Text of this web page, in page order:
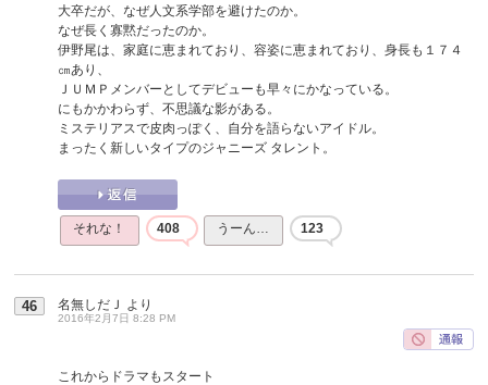
大卒だが、なぜ人文系学部を避けたのか。
なぜ長く寡黙だったのか。
伊野尾は、家庭に恵まれており、容姿に恵まれており、身長も１７４
㎝あり、
ＪＵＭＰメンバーとしてデビューも早々にかなっている。
にもかかわらず、不思議な影がある。
ミステリアスで皮肉っぽく、自分を語らないアイドル。
まったく新しいタイプのジャニーズ タレント。
それな！ 408 うーん… 123
46 名無しだＪ より
2016年2月7日 8:28 PM
これからドラマもスタート